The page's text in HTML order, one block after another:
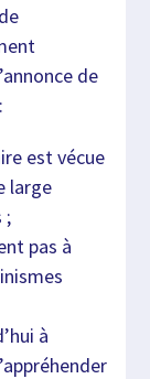
de
est vécue
large
;
pas à
à